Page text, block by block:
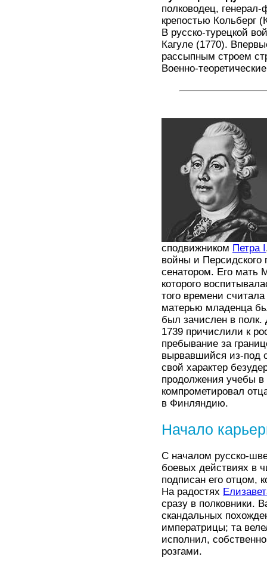
полководец,
крепостью Кольберг
В русско-турецкой
Кагуле (1770).
рассыпным строем
Военно-
сподвижником Петра I
войны и Персидского
сенатором. Его мать
которого
того времени
матерью младенца
был зачислен в
1739 причислили к
пребывание за
вырвавшийся из-под
свой характер
продолжения учебы
компрометировал
в Финляндию.
Начало
С началом русско-
боевых действиях в
подписан его отцом,
На радостях
сразу в полковники.
скандальных
императрицы; та
исполнил,
розгами.